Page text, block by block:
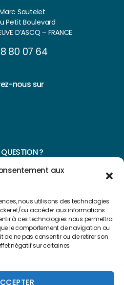
aux
nous utilisons des technologies
et/ou accéder aux informations
à ces technologies nous permettra
le comportement de navigation ou
de ne pas consentir ou de retirer son
négatif sur certaines
Sautelet
Petit Boulevard
D’ASCQ – FRANCE
80 07 64
nous sur
QUESTION ?
NOUS
SUR NOTRE SITE
du site
UN DON
Créé par